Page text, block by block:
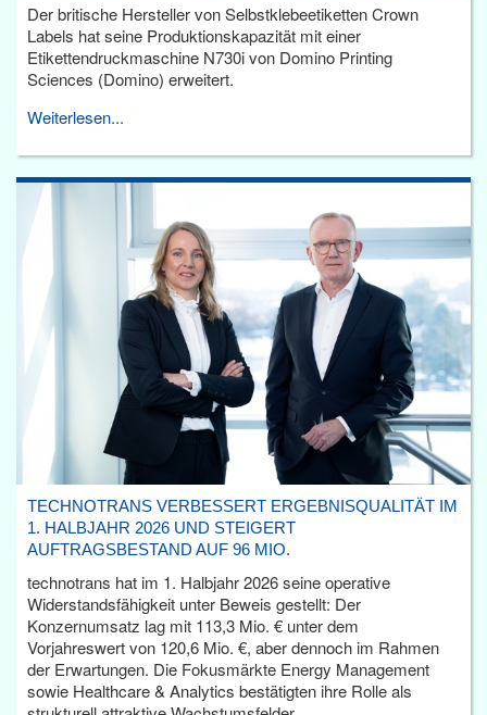
Der britische Hersteller von Selbstklebeetiketten Crown
Labels hat seine Produktionskapazität mit einer
Etikettendruckmaschine N730i von Domino Printing
Sciences (Domino) erweitert.
Weiterlesen...
TECHNOTRANS VERBESSERT ERGEBNISQUALITÄT IM
1. HALBJAHR 2026 UND STEIGERT
AUFTRAGSBESTAND AUF 96 MIO.
technotrans hat im 1. Halbjahr 2026 seine operative
Widerstandsfähigkeit unter Beweis gestellt: Der
Konzernumsatz lag mit 113,3 Mio. € unter dem
Vorjahreswert von 120,6 Mio. €, aber dennoch im Rahmen
der Erwartungen. Die Fokusmärkte Energy Management
sowie Healthcare & Analytics bestätigten ihre Rolle als